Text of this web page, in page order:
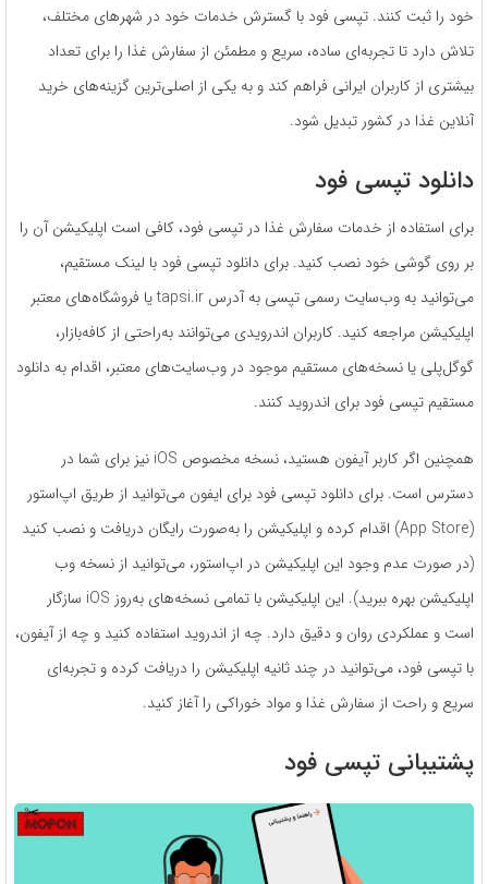
خود را ثبت کنند. تپسی فود با گسترش خدمات خود در شهرهای مختلف،
تلاش دارد تا تجربه‌ای ساده، سریع و مطمئن از سفارش غذا را برای تعداد
بیشتری از کاربران ایرانی فراهم کند و به یکی از اصلی‌ترین گزینه‌های خرید
آنلاین غذا در کشور تبدیل شود.
دانلود تپسی فود
برای استفاده از خدمات سفارش غذا در تپسی فود، کافی است اپلیکیشن آن را
بر روی گوشی خود نصب کنید. برای دانلود تپسی فود با لینک مستقیم،
می‌توانید به وب‌سایت رسمی تپسی به آدرس tapsi.ir یا فروشگاه‌های معتبر
اپلیکیشن مراجعه کنید. کاربران اندرویدی می‌توانند به‌راحتی از کافه‌بازار،
گوگل‌پلی یا نسخه‌های مستقیم موجود در وب‌سایت‌های معتبر، اقدام به دانلود
مستقیم تپسی فود برای اندروید کنند.
همچنین اگر کاربر آیفون هستید، نسخه مخصوص iOS نیز برای شما در
دسترس است. برای دانلود تپسی فود برای ایفون می‌توانید از طریق اپ‌استور
(App Store) اقدام کرده و اپلیکیشن را به‌صورت رایگان دریافت و نصب کنید
(در صورت عدم وجود این اپلیکیشن در اپ‌استور، می‌توانید از نسخه وب
اپلیکیشن بهره ببرید). این اپلیکیشن با تمامی نسخه‌های به‌روز iOS سازگار
است و عملکردی روان و دقیق دارد. چه از اندروید استفاده کنید و چه از آیفون،
با تپسی فود، می‌توانید در چند ثانیه اپلیکیشن را دریافت کرده و تجربه‌ای
سریع و راحت از سفارش غذا و مواد خوراکی را آغاز کنید.
پشتیبانی تپسی فود